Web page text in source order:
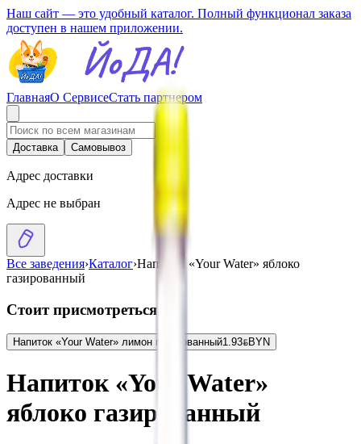
Наш сайт — это удобный каталог. Полный функционал заказа
доступен в нашем приложении.
ГлавнаяО СервисеСтать партнером
Доставка Самовывоз
Адрес доставки
Адрес не выбран
Все заведения›Каталог›Напиток «Your Water» яблоко
газированный
Стоит присмотреться
Напиток «Your Water» лимон газированный1.93BYNBYN
Напиток «Your Water»
яблоко газированный